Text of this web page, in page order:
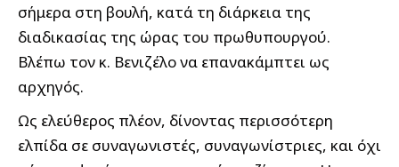
σήμερα στη βουλή, κατά τη διάρκεια της
διαδικασίας της ώρας του πρωθυπουργού.
Βλέπω τον κ. Βενιζέλο να επανακάμπτει ως
αρχηγός.
Ως ελεύθερος πλέον, δίνοντας περισσότερη
ελπίδα σε συναγωνιστές, συναγωνίστριες, και όχι